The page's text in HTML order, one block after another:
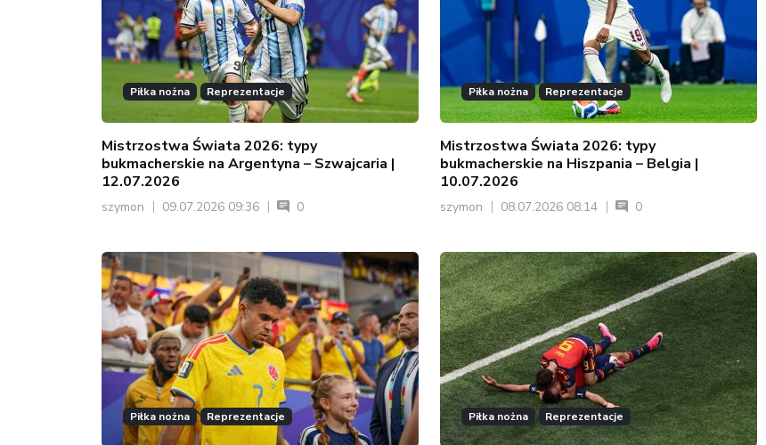
Piłka nożna Reprezentacje
Mistrzostwa Świata 2026: typy
bukmacherskie na Argentyna – Szwajcaria |
12.07.2026
szymon 09.07.2026 09:36 0
Piłka nożna Reprezentacje
Mistrzostwa Świata 2026: typy
bukmacherskie na Hiszpania – Belgia |
10.07.2026
szymon 08.07.2026 08:14 0
Piłka nożna Reprezentacje Piłka nożna Reprezentacje